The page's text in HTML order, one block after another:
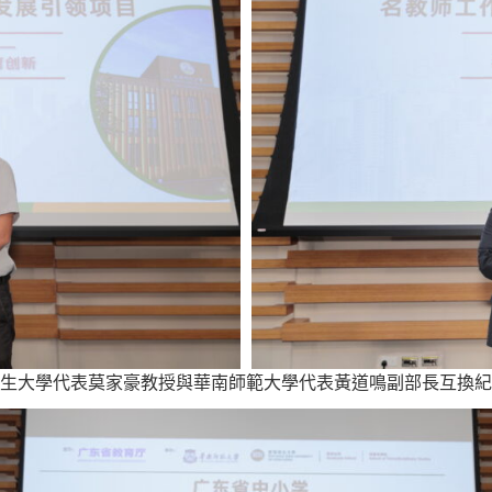
大學代表莫家豪教授與華南師範大學代表黃道鳴副部長互換